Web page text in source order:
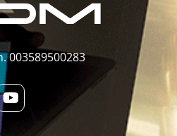
003589500283